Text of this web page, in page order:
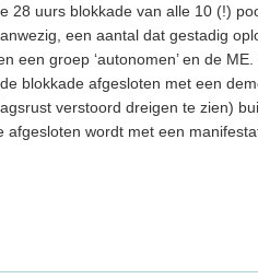
28 uurs blokkade van alle 10 (!)
een aantal dat gestadig
een groep ‘autonomen’ en de
blokkade afgesloten met een
verstoord dreigen te zien)
wordt met een